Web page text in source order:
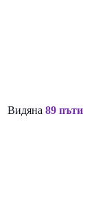
Видяна 89 пъти